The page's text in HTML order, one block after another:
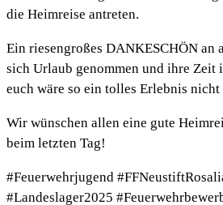
die Heimreise antreten.
Ein riesengroßes DANKESCHÖN an
sich Urlaub genommen und ihre Zeit
euch wäre so ein tolles Erlebnis
Wir wünschen allen eine gute
beim letzten Tag!
#Feuerwehrjugend
#Landeslager2025